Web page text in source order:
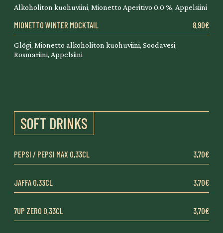
Alkoholiton kuohuviini, Mionetto Aperitivo 0.0 %, Appelsiini
MIONETTO WINTER MOCKTAIL 8,90€
Glögi, Mionetto alkoholiton kuohuviini, Soodavesi,
Rosmariini, Appelsiini
SOFT DRINKS
PEPSI / PEPSI MAX 0,33CL 3,70€
JAFFA 0,33CL 3,70€
7UP ZERO 0,33CL 3,70€